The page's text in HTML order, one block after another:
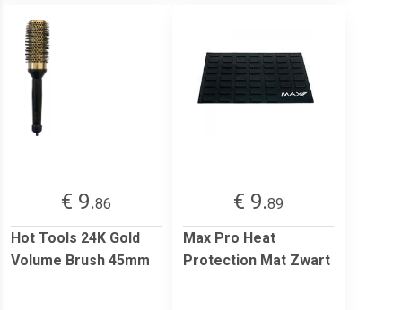
€ 9.86
Hot Tools 24K Gold
Volume Brush 45mm
€ 9.89
Max Pro Heat
Protection Mat Zwart